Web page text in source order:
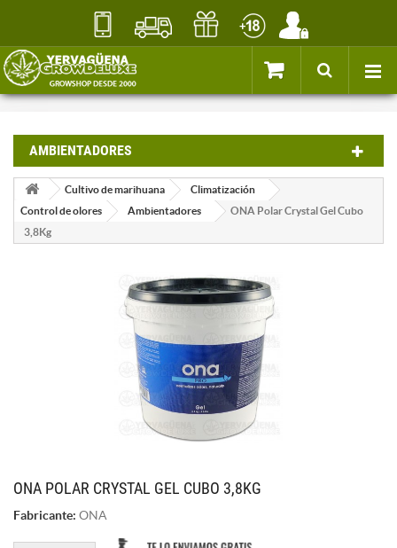
AMBIENTADORES
Cultivo de marihuana
Climatización
Control de olores
Ambientadores
ONA Polar Crystal Gel Cubo
3,8Kg
ONA POLAR CRYSTAL GEL CUBO 3,8KG
Fabricante: ONA